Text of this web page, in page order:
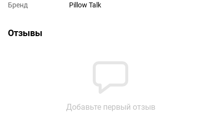
Бренд
Pillow Talk
Отзывы
Добавьте первый отзыв